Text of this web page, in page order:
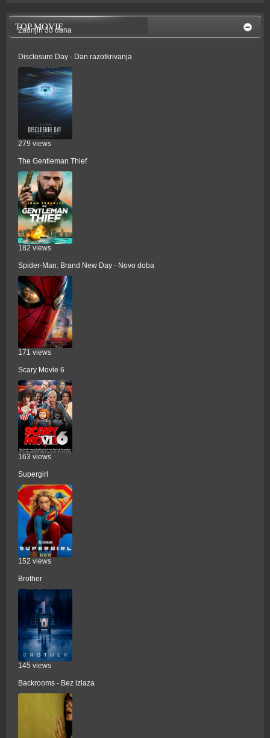
TOP MOVIE
Zadnjih 30 dana
Disclosure Day - Dan razotkrivanja
279 views
The Gentleman Thief
182 views
Spider-Man: Brand New Day - Novo doba
171 views
Scary Movie 6
163 views
Supergirl
152 views
Brother
145 views
Backrooms - Bez izlaza